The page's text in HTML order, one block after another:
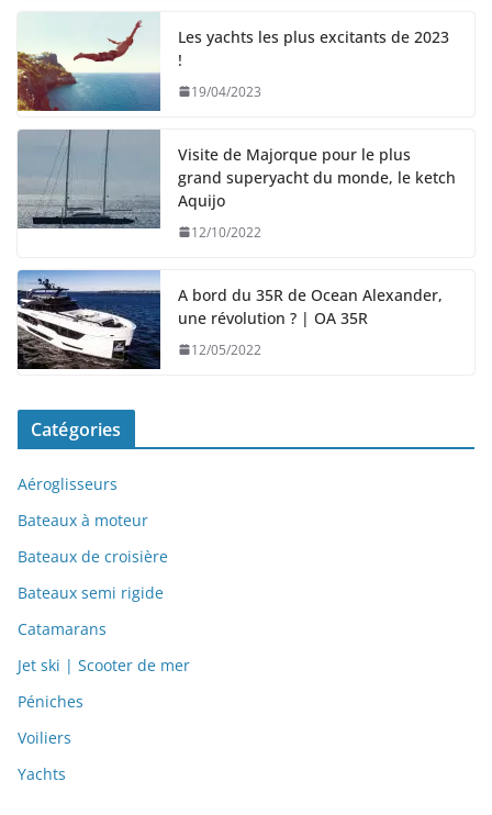
Les yachts les plus excitants de 2023
!
19/04/2023
Visite de Majorque pour le plus
grand superyacht du monde, le ketch
Aquijo
12/10/2022
A bord du 35R de Ocean Alexander,
une révolution ? | OA 35R
12/05/2022
Catégories
Aéroglisseurs
Bateaux à moteur
Bateaux de croisière
Bateaux semi rigide
Catamarans
Jet ski | Scooter de mer
Péniches
Voiliers
Yachts